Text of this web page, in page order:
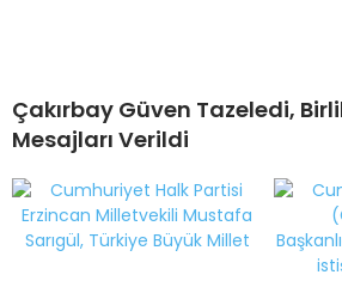
Çakırbay Güven Tazeledi,
Mesajları Verildi